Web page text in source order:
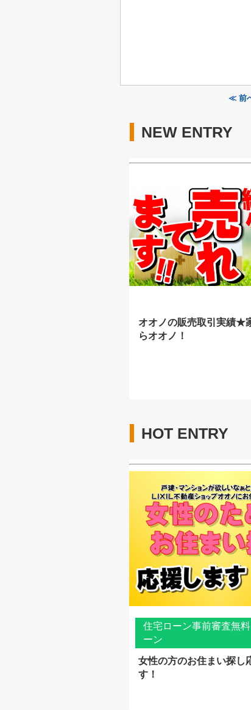
≪ 前
NEW ENTRY
オオノの販売取引実績★
らオオノ！
HOT ENTRY
住宅ローン事前審査無
ーン
女性の方のお住まい探し
す！